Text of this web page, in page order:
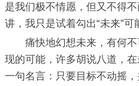
是我们极不情愿，但又不得
讲，我只是试着勾出“未来”可
痛快地幻想未来，有何不
现的可能，许多胡说八道，
一句名言：只要目标不动摇